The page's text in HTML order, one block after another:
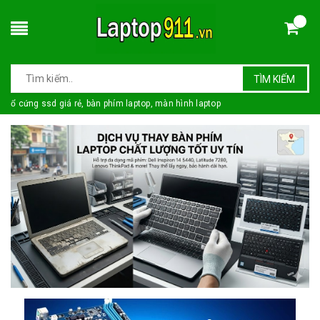
TÌM KIẾM
ổ cứng ssd giá rẻ, bàn phím laptop, màn hình laptop